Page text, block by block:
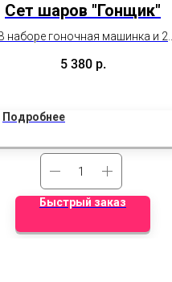
Сет шаров "Гонщик"
наборе гоночная машинка и 2
кругов, 8 шаров латекс, шлем)
5 380 р.
Подробнее
Быстрый заказ